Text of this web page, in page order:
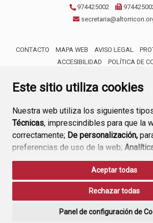
Este sitio utiliza cookies
Nuestra web utiliza los siguientes
Técnicas, imprescindibles para que la
correctamente; De personalización,
preferencias de uso de la web;
funcionamiento de la web y sus
Si acepta pulsando el botón“Aceptar
consideramos que acepta su uso. Si
ninguna acción, se guardarán las
Aceptar todas
Rechazar todas
Panel de configuración de
974425002
CONTACTO MAPA WEB AVISO LEGAL
ACCESIBILIDAD
POLÍTICA DE